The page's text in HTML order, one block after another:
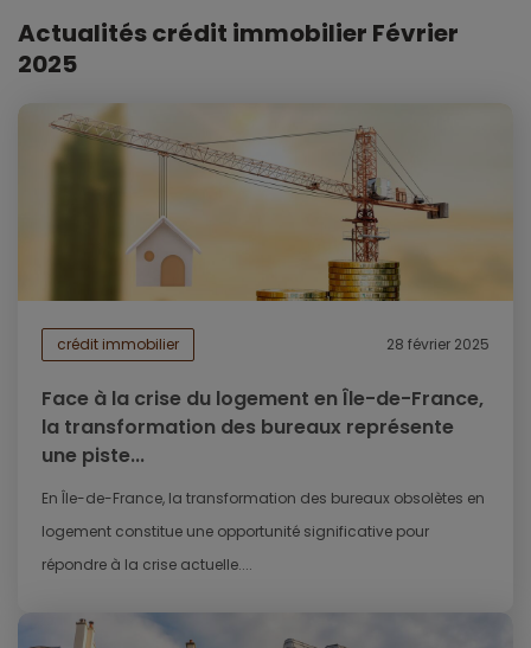
Actualités crédit immobilier Février
2025
crédit immobilier 28 février 2025
Face à la crise du logement en Île-de-France,
la transformation des bureaux représente
une piste...
En Île-de-France, la transformation des bureaux obsolètes en
logement constitue une opportunité significative pour
répondre à la crise actuelle....